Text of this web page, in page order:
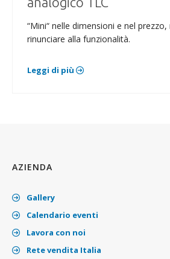
“Mini“ nelle dimensioni e nel
rinunciare alla funzionalità.
Leggi di più
AZIENDA
Gallery
Calendario eventi
Lavora con noi
Rete vendita Italia